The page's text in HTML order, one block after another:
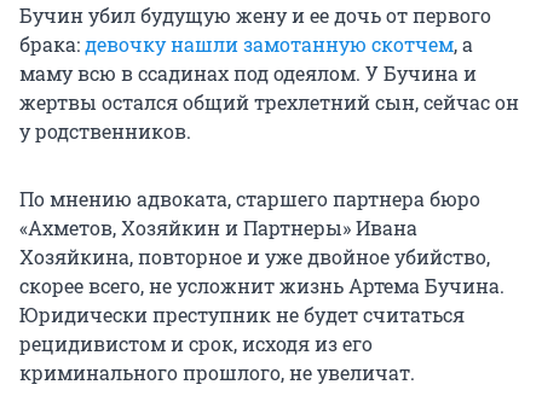
Бучин убил будущую жену и ее дочь от первого
брака:девочку нашли замотанную скотчем, а
маму всю в ссадинах под одеялом. У Бучина и
жертвы остался общий трехлетний сын, сейчас он
у родственников.
По мнению адвоката, старшего партнера бюро
«Ахметов, Хозяйкин и Партнеры» Ивана
Хозяйкина, повторное и уже двойное убийство,
скорее всего, не усложнит жизнь Артема Бучина.
Юридически преступник не будет считаться
рецидивистом и срок, исходя из его
криминального прошлого, не увеличат.